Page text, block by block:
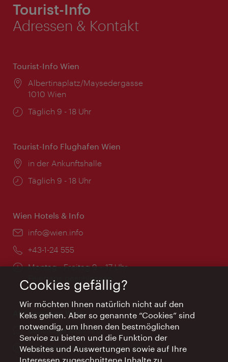
Tourist-Info
Adressen & Kontakt
Tourist-Info Wien
Ort:
Albertinaplatz/Maysedergasse
1010 Wien
Öffnungszeiten:
Täglich 9 - 18 Uhr
Tourist-Info Flughafen Wien
Ort:
in der Ankunftshalle
Öffnungszeiten:
Täglich 9 - 18 Uhr
Wien Hotels & Info
Email:
info@wien.info
Telefon:
+43-1-24 555
Öffnungszeiten:
Montag - Freitag 9 – 17 Uhr
Feiertags geschlossen
AI Concierge Wien
Ort:
concierge.wien.info
Öffnungszeiten:
Informationen rund um die Uhr
Cookies gefällig?
Wir möchten Ihnen natürlich nicht auf den
Keks gehen. Aber so genannte “Cookies” sind
notwendig, um Ihnen den bestmöglichen
Service zu bieten und die Funktion der
Websites und Auswertungen sowie auf Ihre
Interessen zugeschnittene Inhalte zu